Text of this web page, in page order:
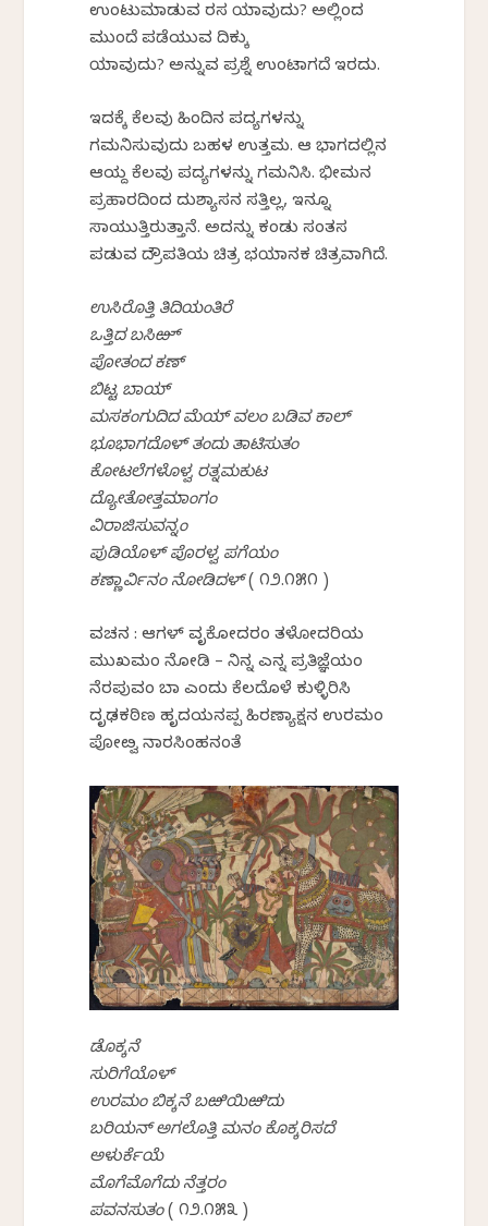
ಉಂಟುಮಾಡುವ ರಸ ಯಾವುದು? ಅಲ್ಲಿಂದ
ಮುಂದೆ ಪಡೆಯುವ ದಿಕ್ಕು
ಯಾವುದು? ಅನ್ನುವ ಪ್ರಶ್ನೆ ಉಂಟಾಗದೆ ಇರದು.
ಇದಕ್ಕೆ ಕೆಲವು ಹಿಂದಿನ ಪದ್ಯಗಳನ್ನು
ಗಮನಿಸುವುದು ಬಹಳ ಉತ್ತಮ. ಆ ಭಾಗದಲ್ಲಿನ
ಆಯ್ದ ಕೆಲವು ಪದ್ಯಗಳನ್ನು ಗಮನಿಸಿ. ಭೀಮನ
ಪ್ರಹಾರದಿಂದ ದುಶ್ಯಾಸನ ಸತ್ತಿಲ್ಲ, ಇನ್ನೂ
ಸಾಯುತ್ತಿರುತ್ತಾನೆ. ಅದನ್ನು ಕಂಡು ಸಂತಸ
ಪಡುವ ದ್ರೌಪತಿಯ ಚಿತ್ರ ಭಯಾನಕ ಚಿತ್ರವಾಗಿದೆ.
ಉಸಿರೊತ್ತಿ ತಿದಿಯಂತಿರೆ
ಒತ್ತಿದ ಬಸಿಱ್
ಪೋತಂದ ಕಣ್
ಬಿಟ್ಟ ಬಾಯ್
ಮಸಕಂಗುದಿದ ಮೆಯ್ ವಲಂ ಬಡಿವ ಕಾಲ್
ಭೂಭಾಗದೊಳ್ ತಂದು ತಾಟಿಸುತಂ
ಕೋಟಲೆಗಳೊಳ್ವ ರತ್ನಮಕುಟ
ದ್ಯೋತೋತ್ತಮಾಂಗಂ
ವಿರಾಜಿಸುವನ್ನಂ
ಪುಡಿಯೊಳ್ ಪೊರಳ್ವ ಪಗೆಯಂ
ಕಣ್ಣಾರ್ವಿನಂ ನೋಡಿದಳ್( ೧೨.೧೫೧ )
ವಚನ : ಆಗಳ್ ವೃಕೋದರಂ ತಳೋದರಿಯ
ಮುಖಮಂ ನೋಡಿ – ನಿನ್ನ ಎನ್ನ ಪ್ರತಿಜ್ಞೆಯಂ
ನೆರಪುವಂ ಬಾ ಎಂದು ಕೆಲದೊಳೆ ಕುಳ್ಳಿರಿಸಿ
ದೃಢಕಠಿಣ ಹೃದಯನಪ್ಪ ಹಿರಣ್ಯಾಕ್ಷನ ಉರಮಂ
ಪೋೞ್ವ ನಾರಸಿಂಹನಂತೆ
ಡೊಕ್ಕನೆ
ಸುರಿಗೆಯೊಳ್
ಉರಮಂ ಬಿಕ್ಕನೆ ಬಱಿಯಿಱಿದು
ಬರಿಯನ್ ಅಗಲೊತ್ತಿ ಮನಂ ಕೊಕ್ಕರಿಸದೆ
ಅಳುರ್ಕೆಯೆ
ಮೊಗೆಮೊಗೆದು ನೆತ್ತರಂ
ಪವನಸುತಂ( ೧೨.೧೫೩ )